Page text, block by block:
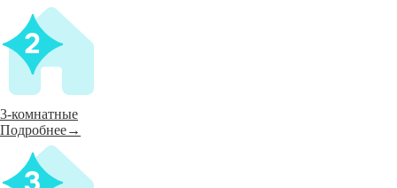
3-комнатные
Подробнее→